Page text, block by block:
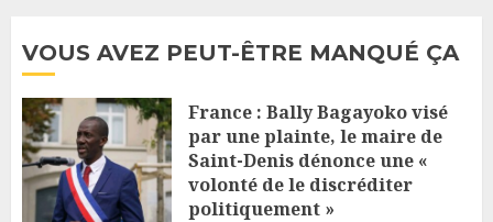
VOUS AVEZ PEUT-ÊTRE MANQUÉ ÇA
France : Bally Bagayoko visé
par une plainte, le maire de
Saint-Denis dénonce une «
volonté de le discréditer
politiquement »